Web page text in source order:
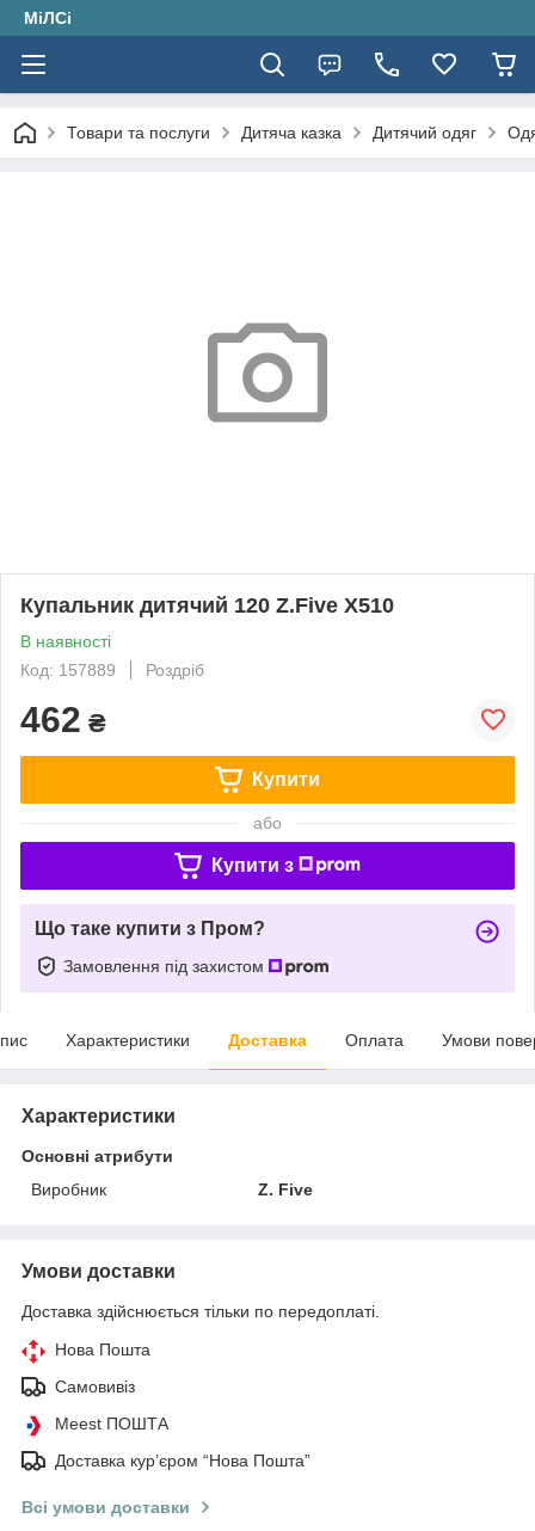
МіЛСі
Товари та послуги Дитяча казка Дитячий одяг
Купальник дитячий 120 Z.Five X510
В наявності
Код: 157889
Роздріб
462 ₴
Купити
або
Купити з
Що таке купити з Пром?
Замовлення під захистом
Характеристики Доставка Оплата Умови
Характеристики
Основні атрибути
Виробник
Z. Five
Умови доставки
Доставка здійснюється тільки по передоплаті.
Нова Пошта
Самовивіз
Meest ПОШТА
Доставка кур’єром “Нова Пошта”
Всі умови доставки